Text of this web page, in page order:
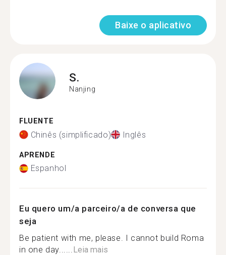
Baixe o aplicativo
S.
Nanjing
FLUENTE
Chinês (simplificado) Inglês
APRENDE
Espanhol
Eu quero um/a parceiro/a de conversa que
seja
Be patient with me, please. I cannot build Roma
in one day......Leia mais